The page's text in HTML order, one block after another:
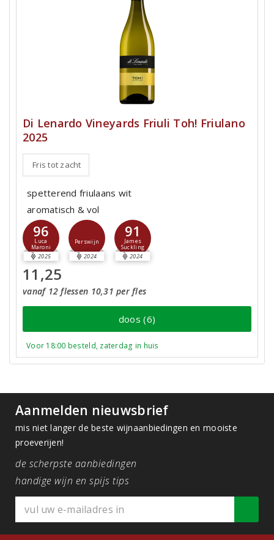
Di Lenardo Vineyards Friuli Toh! Friulano
2025
Fris tot zacht
spetterend friulaans wit
aromatisch & vol
96
Luca
Maroni
2025
Perswijn
2024
91
James
Suckling
2024
11,25
vanaf 12 flessen 10,31 per fles
doos (6)
Voor 18:00 besteld, zaterdag in huis
Aanmelden nieuwsbrief
mis niet langer de beste wijnaanbiedingen en mooiste
proeverijen!
de scherpste aanbiedingen
handige wijn en spijs tips